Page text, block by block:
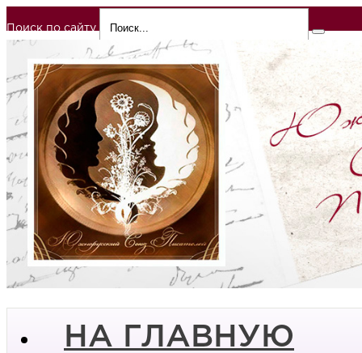
Поиск по сайту
НА ГЛАВНУЮ